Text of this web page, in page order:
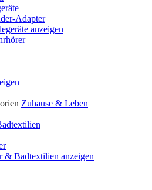
Adapter
anzeigen
Zuhause & Leben
& Badtextilien anzeigen